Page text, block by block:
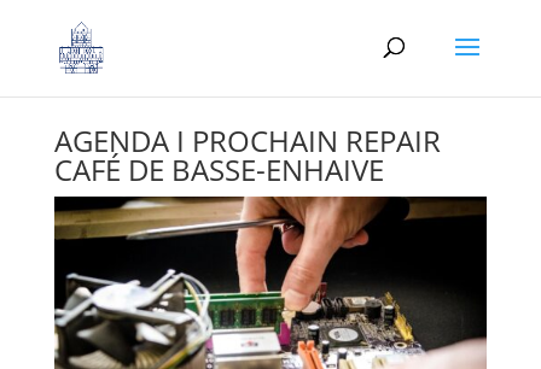
AGENDA I PROCHAIN REPAIR
CAFÉ DE BASSE-ENHAIVE